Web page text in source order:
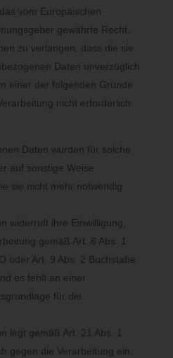
vom Europäischen
gewährte Recht,
zu verlangen, dass die sie
Daten unverzüglich
einer der folgenden Gründe
nicht erforderlich
Daten wurden für solche
auf sonstige Weise
sie nicht mehr notwendig
widerruft ihre Einwilligung,
gemäß Art. 6 Abs. 1
oder Art. 9 Abs. 2 Buchstabe
es fehlt an einer
für die
legt gemäß Art. 21 Abs. 1
gegen die Verarbeitung ein,
bei der Ausübung ihres Rechts
Art. 20 Abs. 1 DS-GVO das
Daten direkt
einen anderen Verantwortlichen
technisch machbar ist und
auf Datenübertragbarkeit kann
Daten
Europäischen Richtlinien- und
aus Gründen, die sich aus
e oder f DS-GVO erfolgt,
gilt auch für ein auf diese
Daten im Falle des